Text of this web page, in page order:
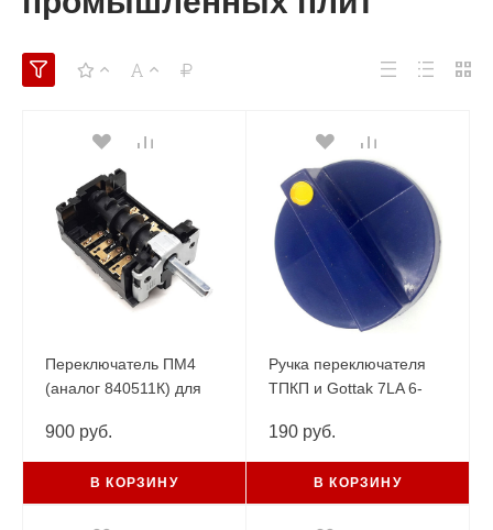
Переключатель ПМ4
(аналог 840511К) для
ЧУВАШТОРГТЕХНИКА
900 руб.
В КОРЗИНУ
Ручка переключателя
ТПКП и Gottak 7LA 6-
190 руб.
В КОРЗИНУ